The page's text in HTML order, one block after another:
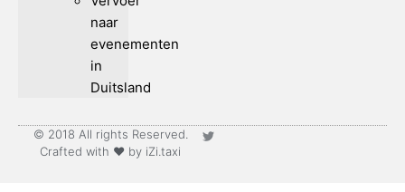
naar
evenementen
in
Duitsland
© 2018 All rights Reserved.
Crafted with ♥ by iZi.taxi